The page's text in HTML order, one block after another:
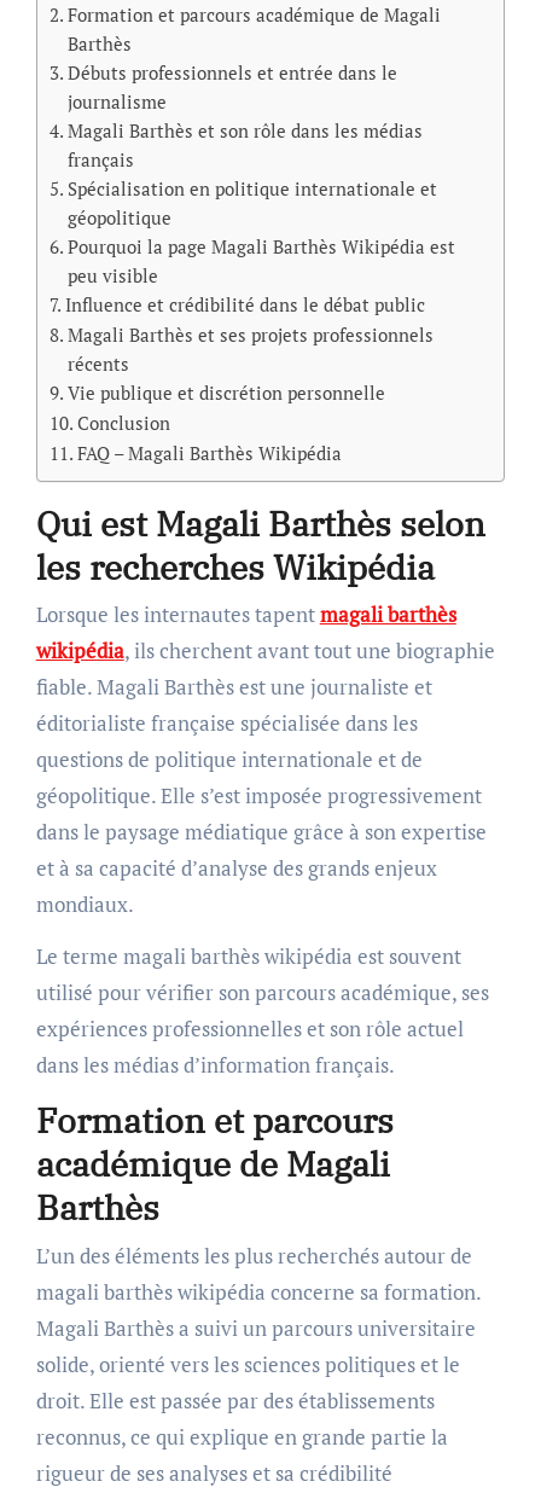
Formation et parcours académique de Magali
Barthès
Débuts professionnels et entrée dans le
journalisme
Magali Barthès et son rôle dans les médias
français
Spécialisation en politique internationale et
géopolitique
Pourquoi la page Magali Barthès Wikipédia est
peu visible
Influence et crédibilité dans le débat public
Magali Barthès et ses projets professionnels
récents
Vie publique et discrétion personnelle
Conclusion
FAQ – Magali Barthès Wikipédia
Qui est Magali Barthès selon
les recherches Wikipédia
Lorsque les internautes tapentmagali barthès
wikipédia, ils cherchent avant tout une biographie
fiable. Magali Barthès est une journaliste et
éditorialiste française spécialisée dans les
questions de politique internationale et de
géopolitique. Elle s’est imposée progressivement
dans le paysage médiatique grâce à son expertise
et à sa capacité d’analyse des grands enjeux
mondiaux.
Le terme magali barthès wikipédia est souvent
utilisé pour vérifier son parcours académique, ses
expériences professionnelles et son rôle actuel
dans les médias d’information français.
Formation et parcours
académique de Magali
Barthès
L’un des éléments les plus recherchés autour de
magali barthès wikipédia concerne sa formation.
Magali Barthès a suivi un parcours universitaire
solide, orienté vers les sciences politiques et le
droit. Elle est passée par des établissements
reconnus, ce qui explique en grande partie la
rigueur de ses analyses et sa crédibilité